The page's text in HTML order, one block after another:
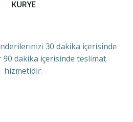
KURYE
30 dakika içerisinde
90 dakika içerisinde teslimat
hizmetidir.